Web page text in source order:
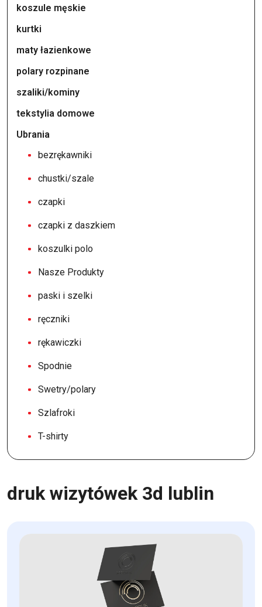
koszule męskie
kurtki
maty łazienkowe
polary rozpinane
szaliki/kominy
tekstylia domowe
Ubrania
bezrękawniki
chustki/szale
czapki
czapki z daszkiem
koszulki polo
Nasze Produkty
paski i szelki
ręczniki
rękawiczki
Spodnie
Swetry/polary
Szlafroki
T-shirty
druk wizytówek 3d lublin